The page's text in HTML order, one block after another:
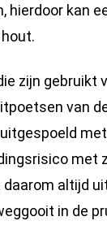
hierdoor kan
zijn gebruikt
van
met
daarom altijd
in de